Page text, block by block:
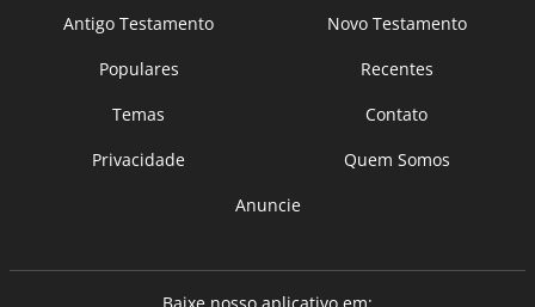
Antigo Testamento
Novo Testamento
Populares
Recentes
Temas
Contato
Privacidade
Quem Somos
Anuncie